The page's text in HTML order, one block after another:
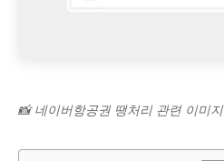
📸 네이버항공권 땡처리 관련 이미지